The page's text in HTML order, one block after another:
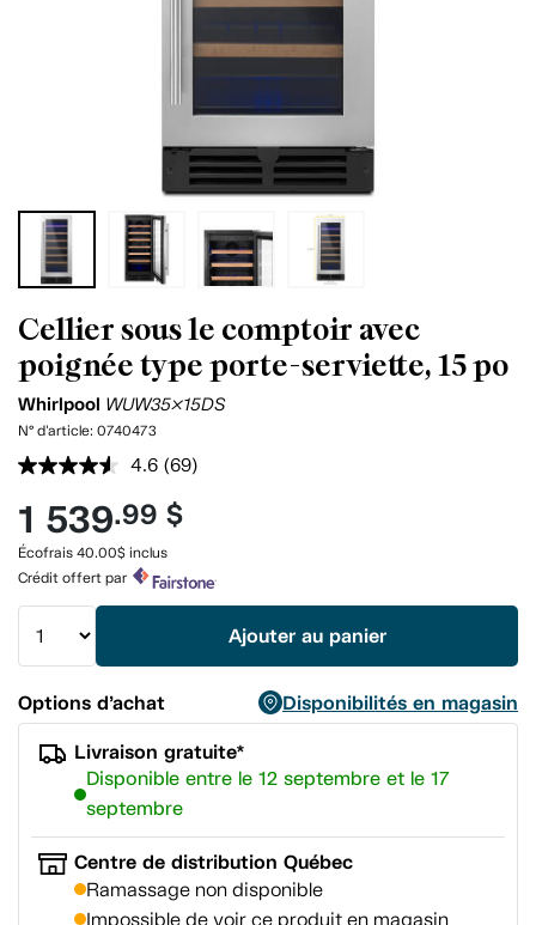
Cellier sous le comptoir avec
poignée type porte-serviette, 15 po
Whirlpool WUW35X15DS
N° d'article: 0740473
4.6 Lire
69
commentaires.
Lien
la
même
(69)
1 539.99 $
Écofrais 40.00$ inclus
Crédit offert par
Ajouter au panier
Options d’achat
Disponibilités en magasin
Livraison gratuite*
Disponible entre le 12 septembre et le 17
septembre
Centre de distribution Québec
Ramassage non disponible
Impossible de voir ce produit en magasin